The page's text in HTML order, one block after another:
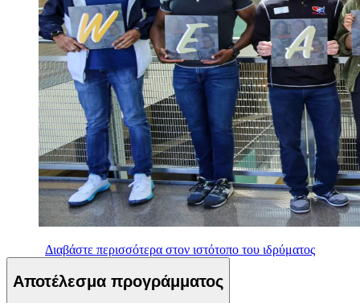
Διαβάστε περισσότερα στον ιστότοπο του ιδρύματος
Αποτέλεσμα προγράμματος